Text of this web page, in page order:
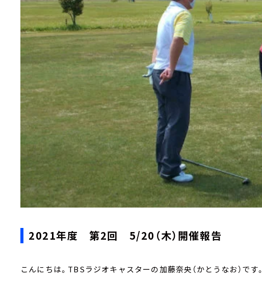
2021年度 第2回 5/20（木）開催報告
こんにちは。TBSラジオキャスターの加藤奈央（かとうなお）です。